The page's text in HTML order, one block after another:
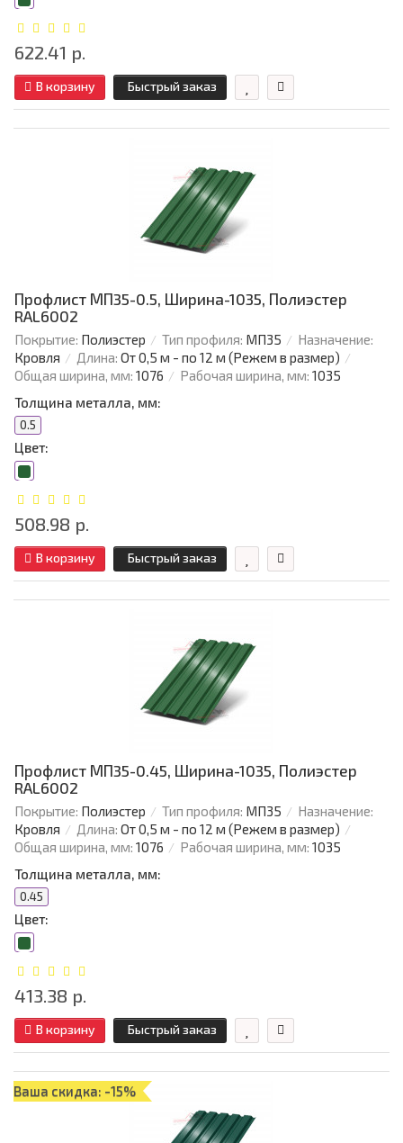
622.41 р.
В корзину Быстрый заказ
Профлист МП35-0.5, Ширина-1035, Полиэстер
RAL6002
Покрытие: Полиэстер Тип профиля: МП35
Назначение:
Кровля
Длина: От 0,5 м - по 12 м (Режем в размер)
Общая ширина, мм: 1076 Рабочая ширина, мм: 1035
Толщина металла, мм:
0.5
Цвет:
508.98 р.
В корзину Быстрый заказ
Профлист МП35-0.45, Ширина-1035, Полиэстер
RAL6002
Покрытие: Полиэстер Тип профиля: МП35
Назначение:
Кровля
Длина: От 0,5 м - по 12 м (Режем в размер)
Общая ширина, мм: 1076 Рабочая ширина, мм: 1035
Толщина металла, мм:
0.45
Цвет:
413.38 р.
В корзину Быстрый заказ
Ваша скидка: -15%